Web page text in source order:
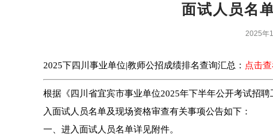
面试人员名
2025年
2025下四川事业单位|教师公招成绩排名查询汇总： 点击
根据《四川省宜宾市事业单位2025年下半年公开考试招
入面试人员名单及现场资格审查有关事项公告如下：
一、进入面试人员名单详见附件。